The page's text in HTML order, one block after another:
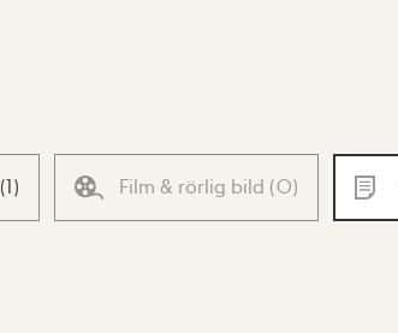
(1) Film & rörlig bild (0)